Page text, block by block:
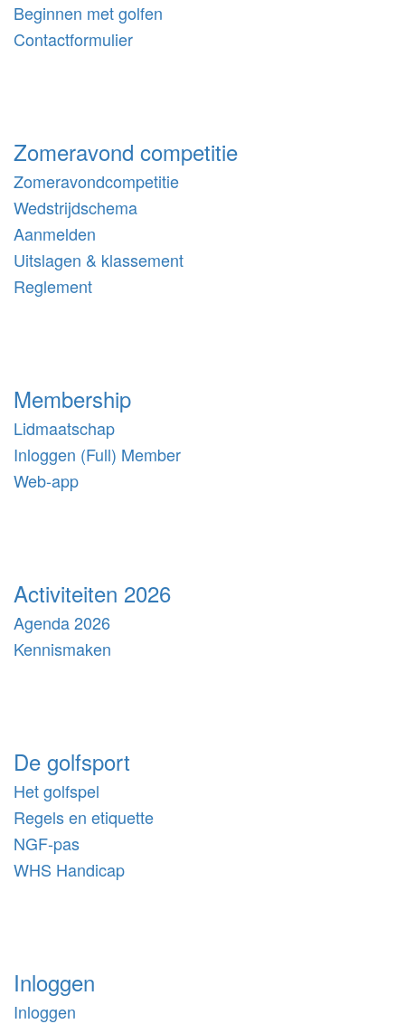
Beginnen met golfen
Contactformulier
Zomeravond competitie
Zomeravondcompetitie
Wedstrijdschema
Aanmelden
Uitslagen & klassement
Reglement
Membership
Lidmaatschap
Inloggen (Full) Member
Web-app
Activiteiten 2026
Agenda 2026
Kennismaken
De golfsport
Het golfspel
Regels en etiquette
NGF-pas
WHS Handicap
Inloggen
Inloggen